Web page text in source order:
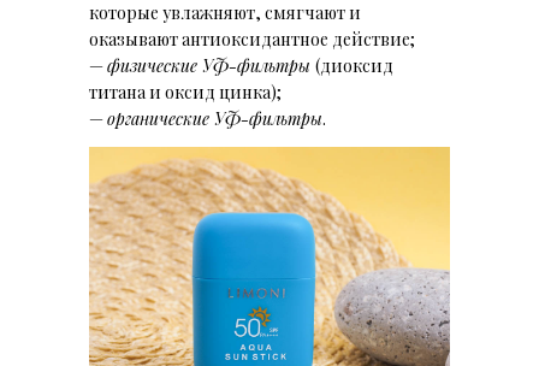
которые увлажняют, смягчают и
оказывают антиоксидантное действие;
—физические УФ-фильтры (диоксид
титана и оксид цинка);
—органические УФ-фильтры.